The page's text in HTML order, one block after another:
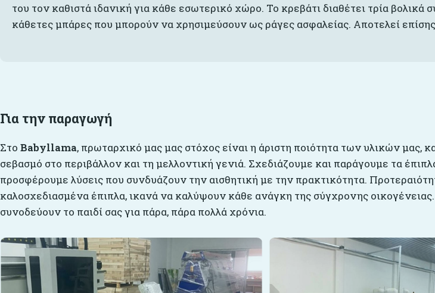
του τον καθιστά ιδανική για κάθε εσωτερικό χώρο. Το κρεβάτι διαθέτει τρία
κάθετες μπάρες που μπορούν να χρησιμεύσουν ως ράγες ασφαλείας. Αποτελεί
Για την παραγωγή
Στο Babyllama, πρωταρχικό μας μας στόχος είναι η άριστη ποιότητα των υλικών μας,
σεβασμό στο περιβάλλον και τη μελλοντική γενιά. Σχεδιάζουμε και παράγουμε τα
προσφέρουμε λύσεις που συνδυάζουν την αισθητική με την πρακτικότητα.
καλοσχεδιασμένα έπιπλα, ικανά να καλύψουν κάθε ανάγκη της σύγχρονης
συνοδεύουν το παιδί σας για πάρα, πάρα πολλά χρόνια.